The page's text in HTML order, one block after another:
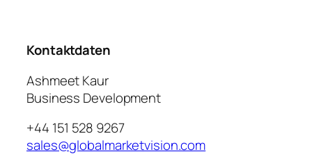
Kontaktdaten
Ashmeet Kaur
Business Development
+44 151 528 9267
sales@globalmarketvision.com